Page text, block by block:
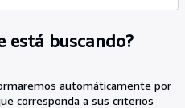
está buscando?
automáticamente por
corresponda a sus criterios